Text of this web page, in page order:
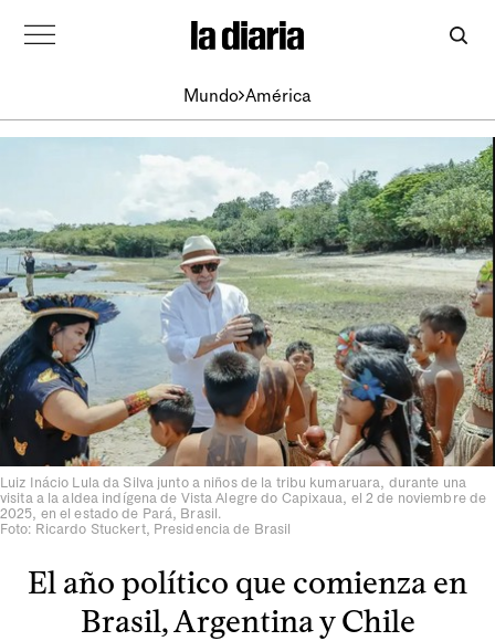
Mundo América
Luiz Inácio Lula da Silva junto a niños de la tribu kumaruara, durante una
visita a la aldea indígena de Vista Alegre do Capixaua, el 2 de noviembre de
2025, en el estado de Pará, Brasil.
Foto: Ricardo Stuckert, Presidencia de Brasil
El año político que comienza en
Brasil, Argentina y Chile